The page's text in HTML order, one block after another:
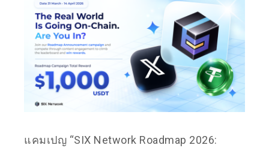
แคมเปญ “SIX Network Roadmap 2026: